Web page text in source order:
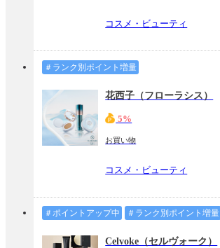
コスメ・ビューティ
＃ランク別ポイント増量
花西子（フローラシス）
5%
お買い物
コスメ・ビューティ
＃ポイントアップ中 ＃ランク別ポイント増量
Celvoke（セルヴォーク）